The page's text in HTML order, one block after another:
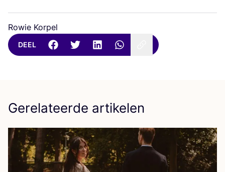
Rowie Korpel
DEEL
Gerelateerde artikelen